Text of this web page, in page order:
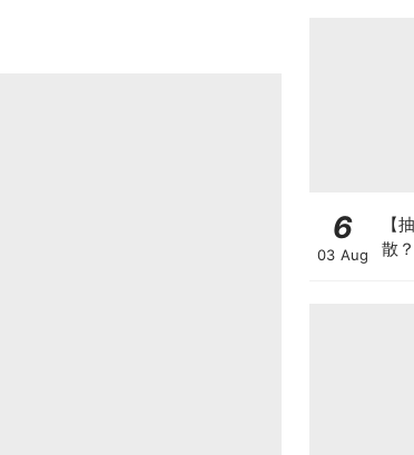
6
03 Aug
【
散